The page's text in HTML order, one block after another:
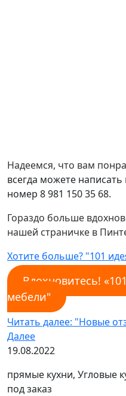
Надеемся, что вам
всегда можете
номер 8 981 150 35 68.
Гораздо больше
нашей страничке в
Хотите больше? "101
Вдохновитесь!
мебели"
Читать далее: "Новые
Далее
19.08.2022
прямые кухни, Угловые
под заказ